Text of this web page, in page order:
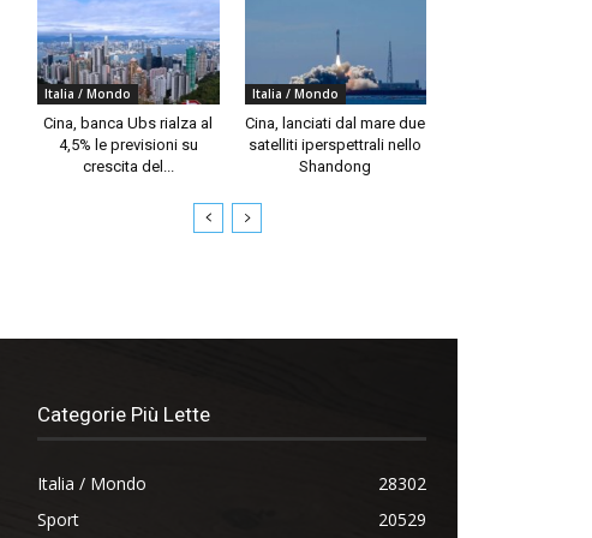
Italia / Mondo
Cina, banca Ubs rialza al
4,5% le previsioni su
crescita del...
Italia / Mondo
Cina, lanciati dal mare due
satelliti iperspettrali nello
Shandong
Categorie Più Lette
Italia / Mondo
28302
Sport
20529